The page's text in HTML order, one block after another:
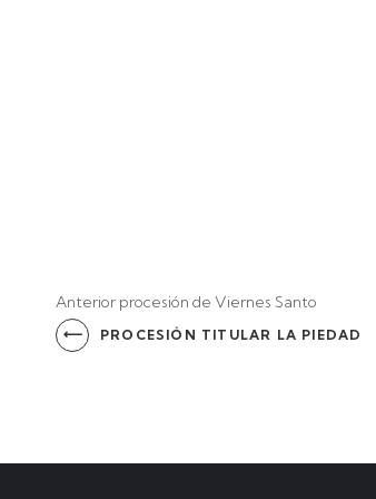
Anterior procesión de Viernes Santo
PROCESIÓN TITULAR LA PIEDAD